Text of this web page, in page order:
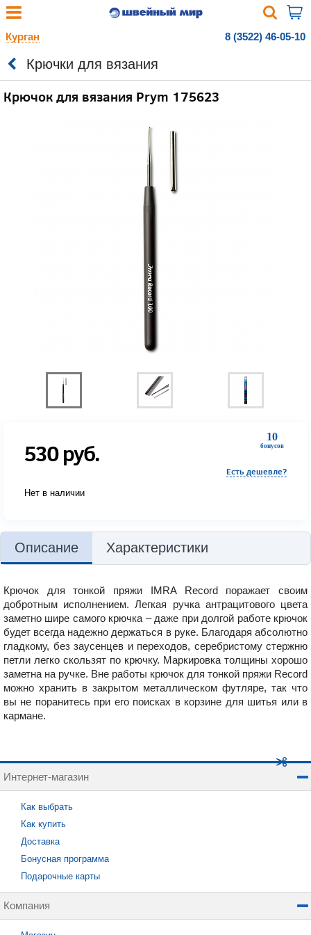
Курган 8 (3522) 46-05-10
Крючки для вязания
Крючок для вязания Prym 175623
10
бонусов
530руб.
Есть дешевле?
Нет в наличии
Описание Характеристики
Крючок для тонкой пряжи IMRA Record поражает своим
добротным исполнением. Легкая ручка антрацитового цвета
заметно шире самого крючка – даже при долгой работе крючок
будет всегда надежно держаться в руке. Благодаря абсолютно
гладкому, без заусенцев и переходов, серебристому стержню
петли легко скользят по крючку. Маркировка толщины хорошо
заметна на ручке. Вне работы крючок для тонкой пряжи Record
можно хранить в закрытом металлическом футляре, так что
вы не поранитесь при его поисках в корзине для шитья или в
кармане.
Интернет-магазин
Как выбрать
Как купить
Доставка
Бонусная программа
Подарочные карты
Компания